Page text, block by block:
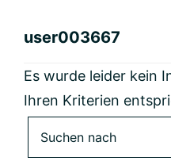
user003667
Es wurde leider kein
Ihren Kriterien